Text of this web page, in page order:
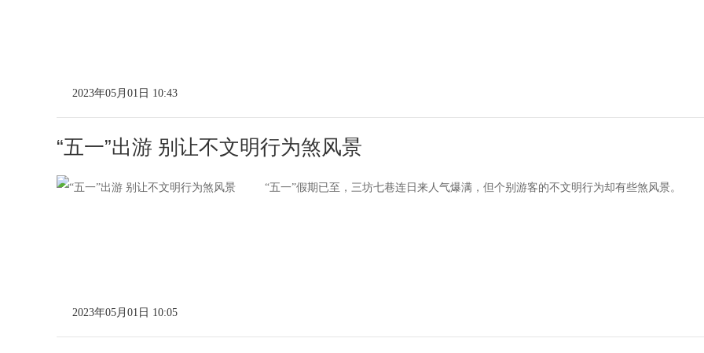
2023年05月01日 10:43
“五一”出游 别让不文明行为煞风景
“五一”假期已至，三坊七巷连日来人气爆满，但个别游客的不文明行为却有些煞风景。
2023年05月01日 10:05